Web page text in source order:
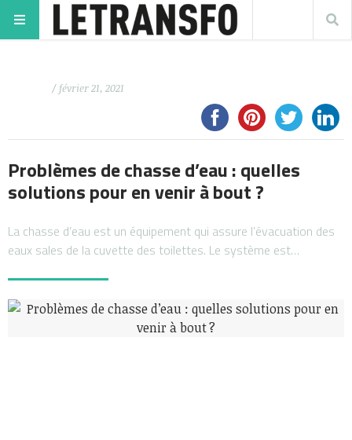
/ février 21, 2021
Problèmes de chasse d’eau : quelles
solutions pour en venir à bout ?
La chasse d’eau est un équipement qui assure l’évacuation des
eaux sales de la cuvette des toilettes. Le système est…